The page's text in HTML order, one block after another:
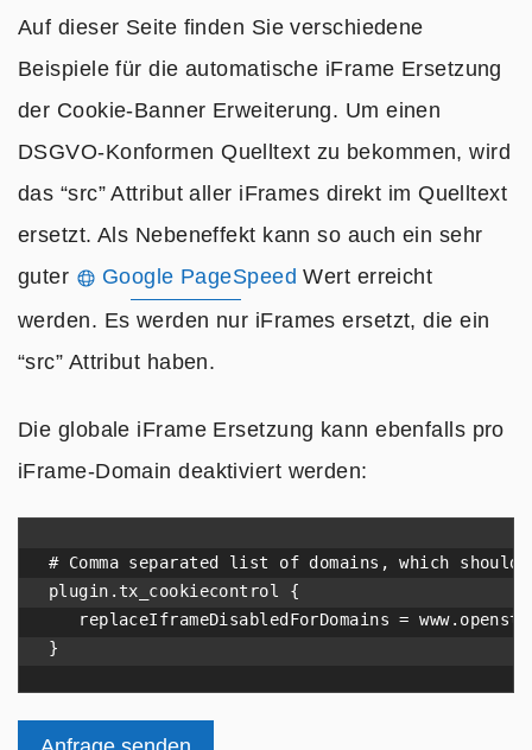
Auf dieser Seite finden Sie verschiedene
Beispiele für die automatische iFrame Ersetzung
der Cookie-Banner Erweiterung. Um einen
DSGVO-Konformen Quelltext zu bekommen, wird
das “src” Attribut aller iFrames direkt im Quelltext
ersetzt. Als Nebeneffekt kann so auch ein sehr
guter
Google PageSpeed Wert erreicht
werden. Es werden nur iFrames ersetzt, die ein
“src” Attribut haben.
Die globale iFrame Ersetzung kann ebenfalls pro
iFrame-Domain deaktiviert werden:
# Comma separated list of domains, which should
plugin.tx_cookiecontrol {
replaceIframeDisabledForDomains =
}